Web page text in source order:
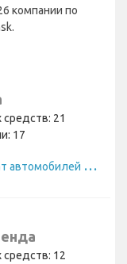
компании по
21
17
П
росмотреть прокат автомобилей Toyota
12